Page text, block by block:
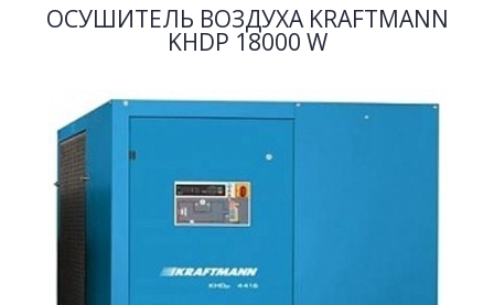
ОСУШИТЕЛЬ ВОЗДУХА KRAFTMANN
KHDP 18000 W